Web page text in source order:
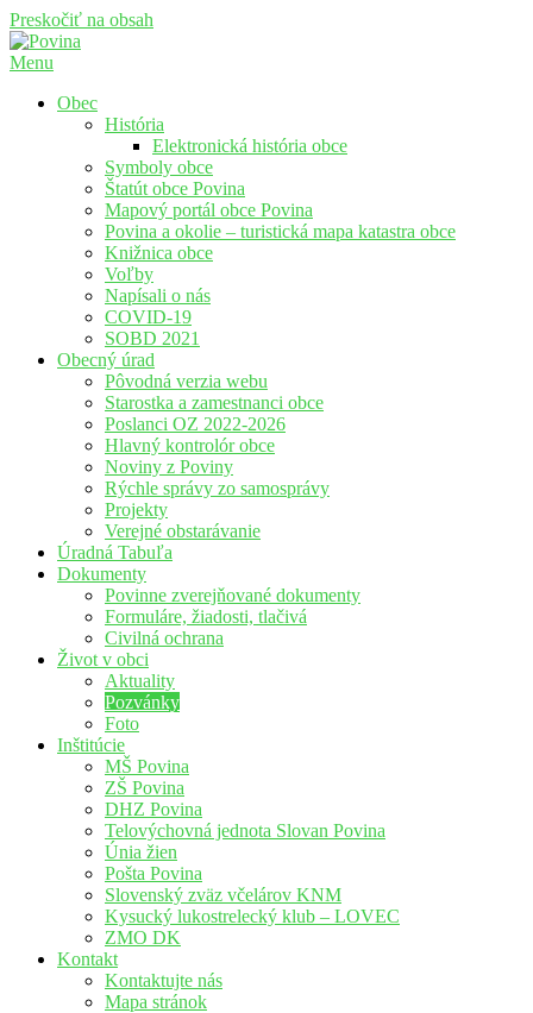
Preskočiť na obsah
Menu
Obec
História
Elektronická história obce
Symboly obce
Štatút obce Povina
Mapový portál obce Povina
Povina a okolie – turistická mapa katastra obce
Knižnica obce
Voľby
Napísali o nás
COVID-19
SOBD 2021
Obecný úrad
Pôvodná verzia webu
Starostka a zamestnanci obce
Poslanci OZ 2022-2026
Hlavný kontrolór obce
Noviny z Poviny
Rýchle správy zo samosprávy
Projekty
Verejné obstarávanie
Úradná Tabuľa
Dokumenty
Povinne zverejňované dokumenty
Formuláre, žiadosti, tlačivá
Civilná ochrana
Život v obci
Aktuality
Pozvánky
Foto
Inštitúcie
MŠ Povina
ZŠ Povina
DHZ Povina
Telovýchovná jednota Slovan Povina
Únia žien
Pošta Povina
Slovenský zväz včelárov KNM
Kysucký lukostrelecký klub – LOVEC
ZMO DK
Kontakt
Kontaktujte nás
Mapa stránok